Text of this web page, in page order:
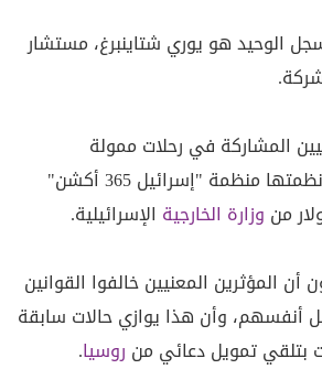
الوحيد هو يوري شتاينبرغ، مستشار
المشاركة في رحلات ممولة
لإسرائيل، منها رحلة نظمتها منظمة "إسرائيل 365 أكشن"
وزارة الخارجية الإسرائيلية.
أن المؤثرين المعنيين خالفوا القوانين
أنفسهم، وأن هذا يوازي حالات سابقة
تمويل دعائي من روسيا.